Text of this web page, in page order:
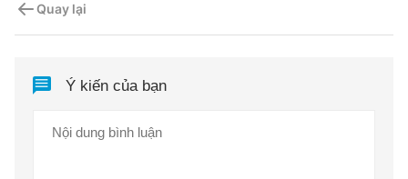
Quay lại
Ý kiến của bạn